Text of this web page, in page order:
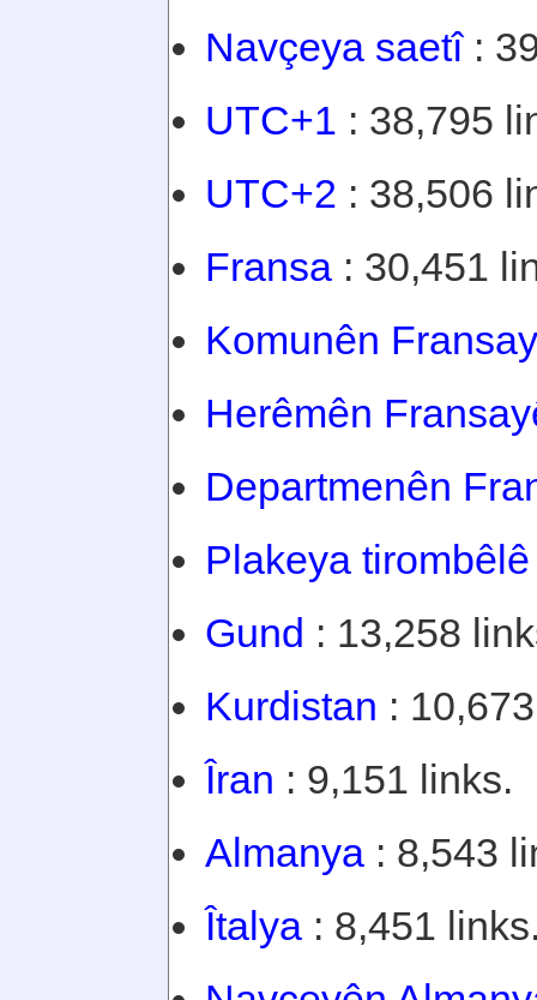
Navçeya saetî:
UTC+1 : 38,795
UTC+2 : 38,506
Fransa : 30,451
Komunên
Herêmên
Departmenên
Plakeya tirombêlê
Gund : 13,258
Kurdistan :
Îran : 9,151 links.
Almanya : 8,543
Îtalya : 8,451